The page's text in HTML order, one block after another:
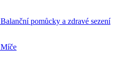
Balanční pomůcky a zdravé sezení
Míče